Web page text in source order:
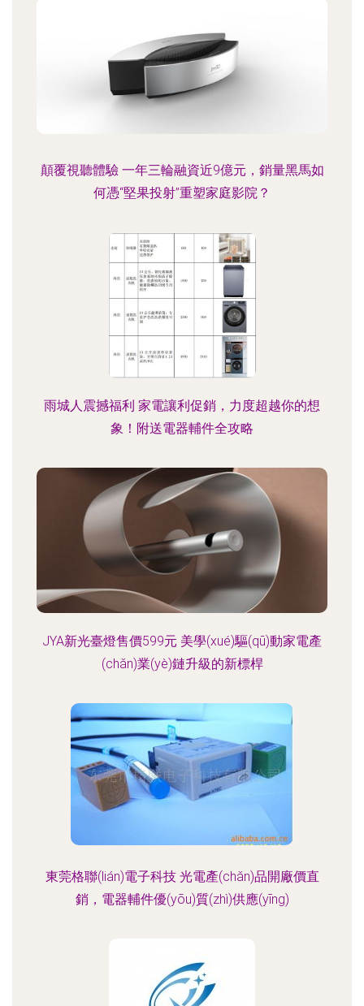
顛覆視聽體驗 一年三輪融資近9億元，銷量黑馬如
何憑“堅果投射”重塑家庭影院？
雨城人震撼福利 家電讓利促銷，力度超越你的想
象！附送電器輔件全攻略
JYA新光臺燈售價599元 美學(xué)驅(qū)動家電產
(chǎn)業(yè)鏈升級的新標桿
東莞格聯(lián)電子科技 光電產(chǎn)品開廠價直
銷，電器輔件優(yōu)質(zhì)供應(yīng)